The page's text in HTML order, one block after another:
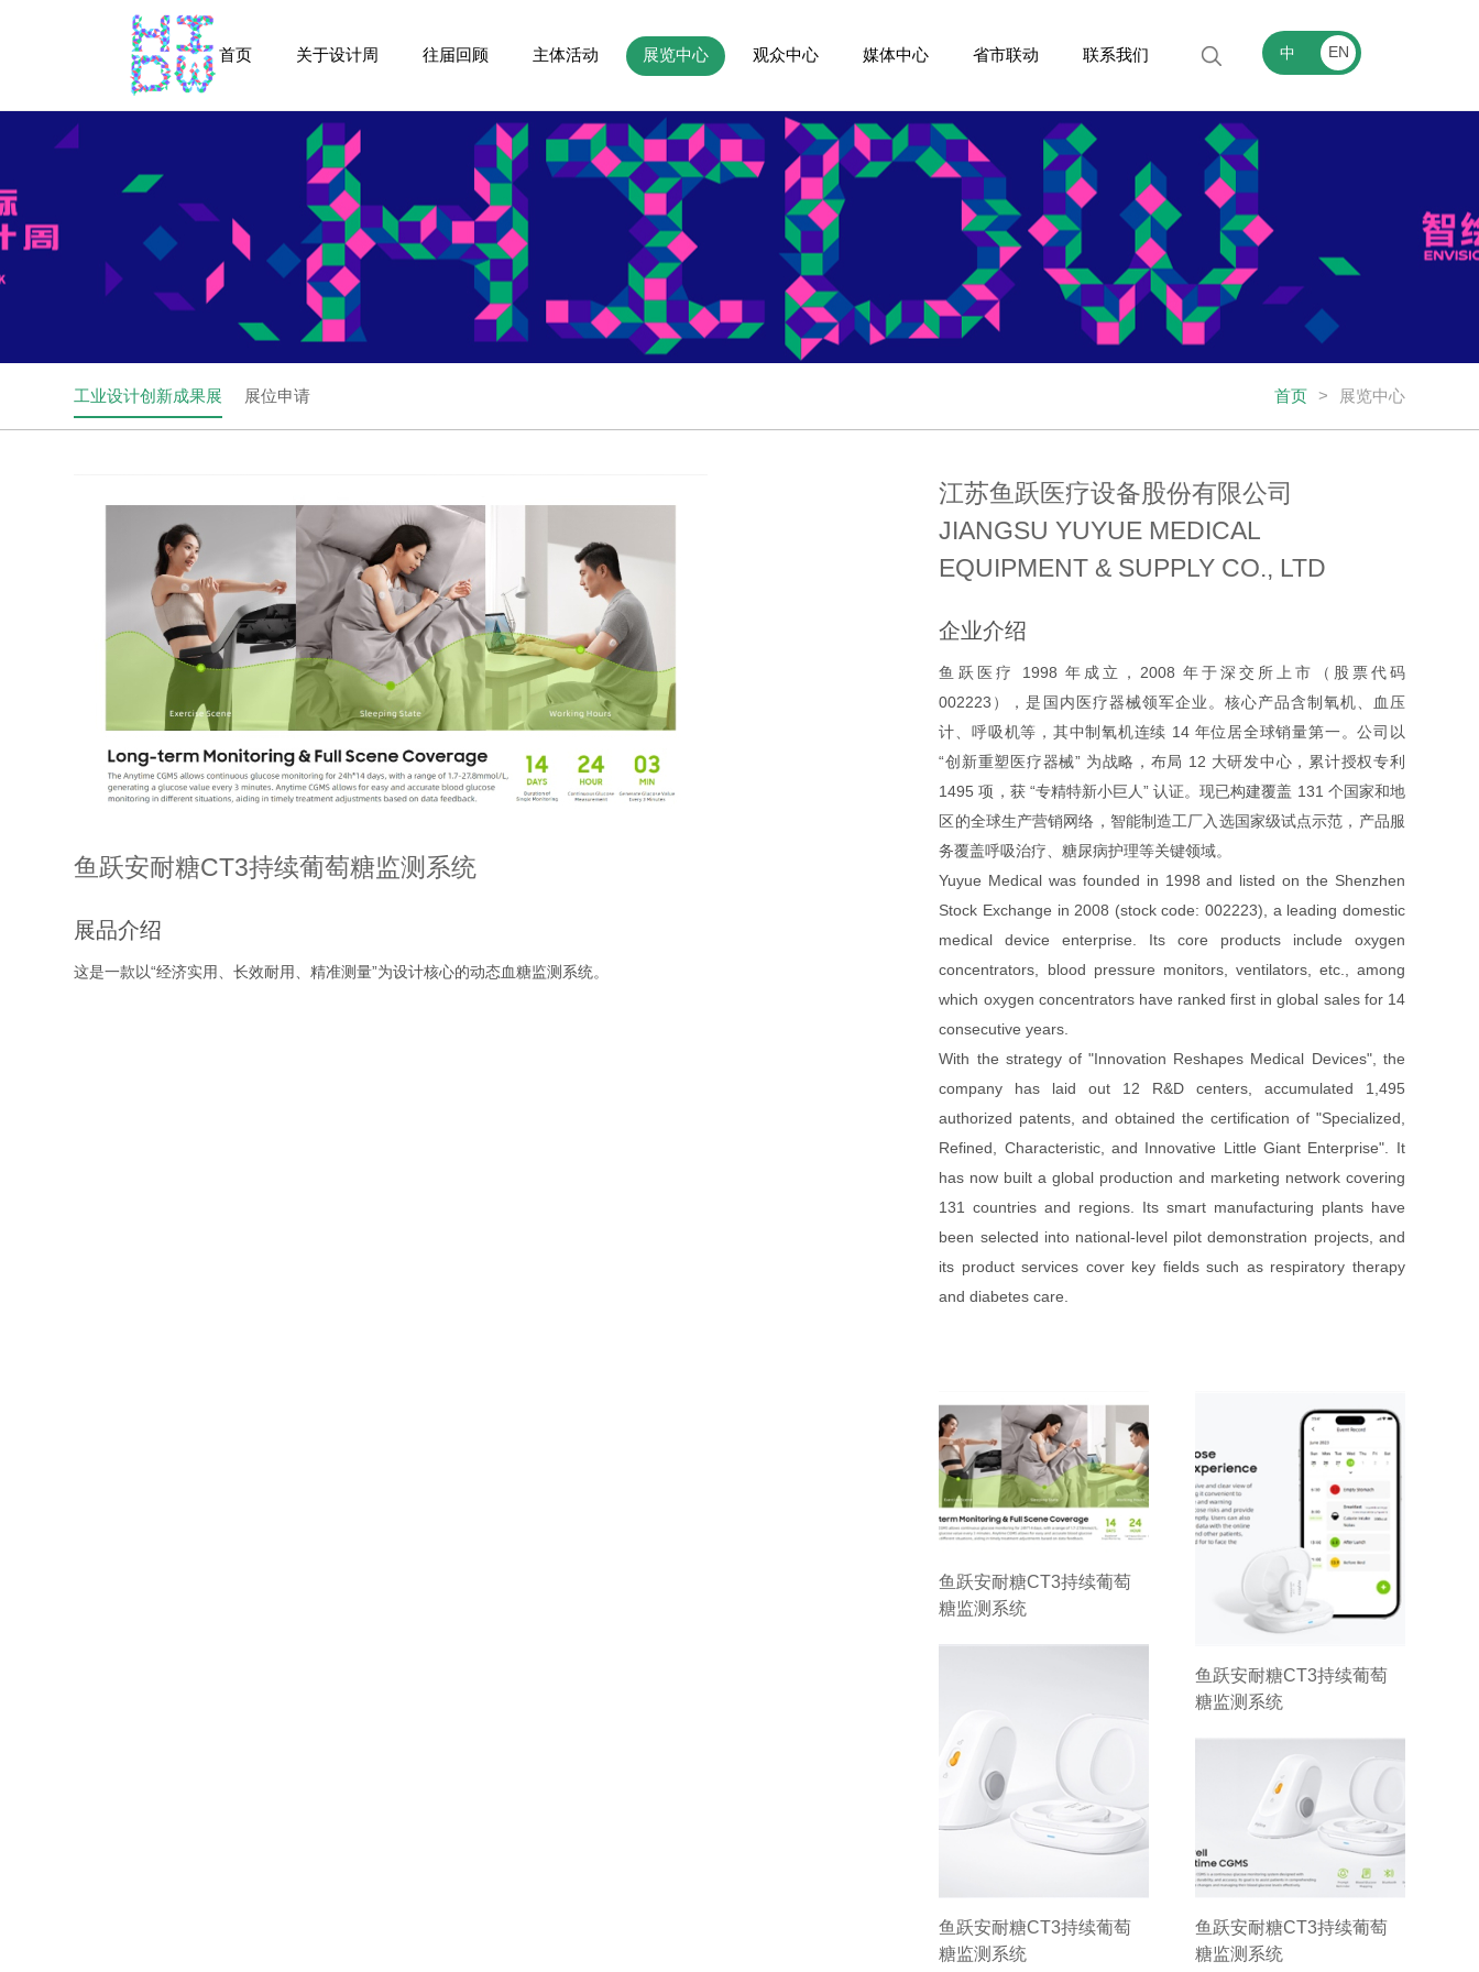
首页 关于设计周 往届回顾 主体活动 展览中心 观众中心 媒体中心 省市联动 联系我们 中 EN
工业设计创新成果展 展位申请 首页 > 展览中心
江苏鱼跃医疗设备股份有限公司
JIANGSU YUYUE MEDICAL
EQUIPMENT & SUPPLY CO., LTD
企业介绍
鱼跃医疗 1998 年成立，2008 年于深交所上市（股票代码
002223），是国内医疗器械领军企业。核心产品含制氧机、血压
计、呼吸机等，其中制氧机连续 14 年位居全球销量第一。公司以
“创新重塑医疗器械” 为战略，布局 12 大研发中心，累计授权专利
1495 项，获 “专精特新小巨人” 认证。现已构建覆盖 131 个国家和地
区的全球生产营销网络，智能制造工厂入选国家级试点示范，产品服
务覆盖呼吸治疗、糖尿病护理等关键领域。
Yuyue Medical was founded in 1998 and listed on the Shenzhen
Stock Exchange in 2008 (stock code: 002223), a leading domestic
medical device enterprise. Its core products include oxygen
concentrators, blood pressure monitors, ventilators, etc., among
which oxygen concentrators have ranked first in global sales for 14
consecutive years.
With the strategy of "Innovation Reshapes Medical Devices", the
company has laid out 12 R&D centers, accumulated 1,495
authorized patents, and obtained the certification of "Specialized,
Refined, Characteristic, and Innovative Little Giant Enterprise". It
has now built a global production and marketing network covering
131 countries and regions. Its smart manufacturing plants have
been selected into national-level pilot demonstration projects, and
its product services cover key fields such as respiratory therapy
and diabetes care.
鱼跃安耐糖CT3持续葡萄
糖监测系统
鱼跃安耐糖CT3持续葡萄
糖监测系统
鱼跃安耐糖CT3持续葡萄
糖监测系统
鱼跃安耐糖CT3持续葡萄
糖监测系统
鱼跃安耐糖CT3持续葡萄糖监测系统
展品介绍
这是一款以“经济实用、长效耐用、精准测量”为设计核心的动态血糖监测系统。